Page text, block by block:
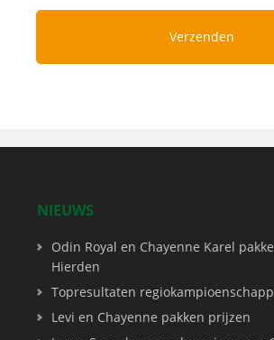
NIEUWS
Odin Royal en Chayenne Karel
Hierden
Topresultaten
Levi en Chayenne pakken prijzen